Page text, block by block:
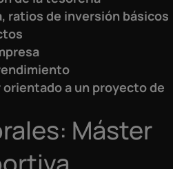
ratios de inversión básicos
orientado a un proyecto de
Máster